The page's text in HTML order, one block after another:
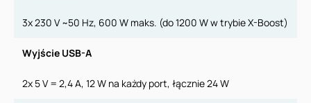
3x 230 V ~50 Hz, 600 W maks. (do 1200 W w trybie X-Boost)
Wyjście USB-A
2x 5 V = 2,4 A, 12 W na każdy port, łącznie 24 W